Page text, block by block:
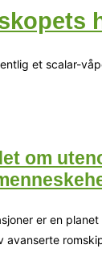
et scalar-
om
er en
avanserte